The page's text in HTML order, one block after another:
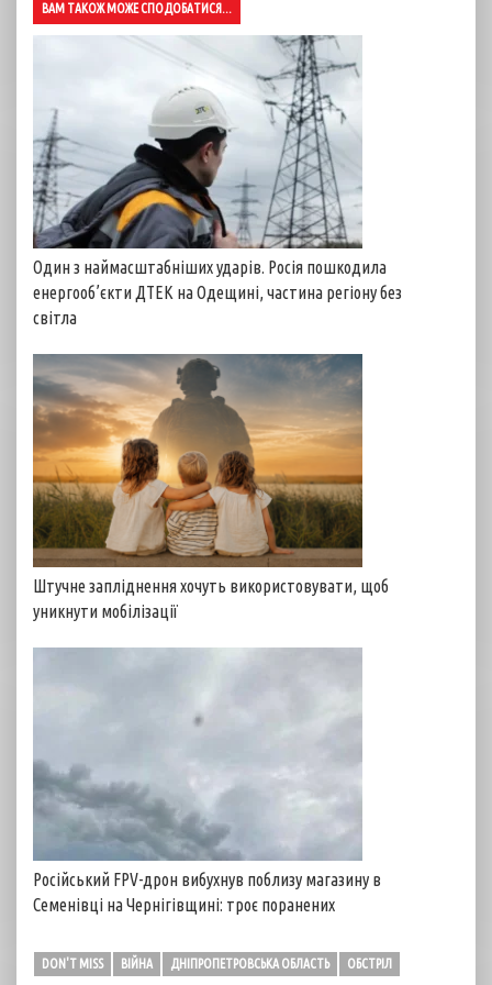
ВАМ ТАКОЖ МОЖЕ СПОДОБАТИСЯ...
Один з наймасштабніших ударів. Росія пошкодила
енергооб’єкти ДТЕК на Одещині, частина регіону без
світла
Штучне запліднення хочуть використовувати, щоб
уникнути мобілізації
Російський FPV-дрон вибухнув поблизу магазину в
Семенівці на Чернігівщині: троє поранених
DON'T MISS ВІЙНА ДНІПРОПЕТРОВСЬКА ОБЛАСТЬ ОБСТРІЛ